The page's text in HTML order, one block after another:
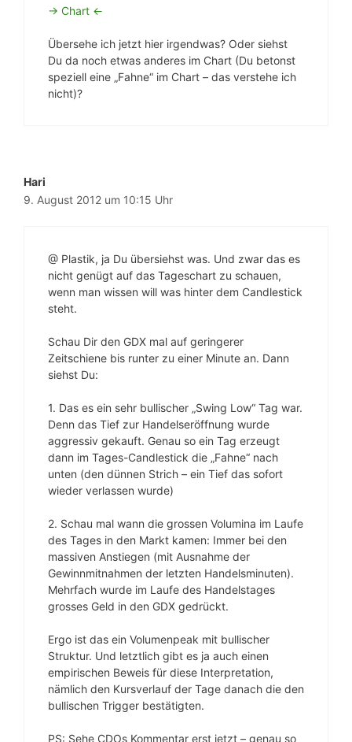
-> Chart <-
Übersehe ich jetzt hier irgendwas? Oder siehst
Du da noch etwas anderes im Chart (Du betonst
speziell eine „Fahne“ im Chart – das verstehe ich
nicht)?
Hari
9. August 2012 um 10:15 Uhr
@ Plastik, ja Du übersiehst was. Und zwar das es
nicht genügt auf das Tageschart zu schauen,
wenn man wissen will was hinter dem Candlestick
steht.
Schau Dir den GDX mal auf geringerer
Zeitschiene bis runter zu einer Minute an. Dann
siehst Du:
1. Das es ein sehr bullischer „Swing Low“ Tag war.
Denn das Tief zur Handelseröffnung wurde
aggressiv gekauft. Genau so ein Tag erzeugt
dann im Tages-Candlestick die „Fahne“ nach
unten (den dünnen Strich – ein Tief das sofort
wieder verlassen wurde)
2. Schau mal wann die grossen Volumina im Laufe
des Tages in den Markt kamen: Immer bei den
massiven Anstiegen (mit Ausnahme der
Gewinnmitnahmen der letzten Handelsminuten).
Mehrfach wurde im Laufe des Handelstages
grosses Geld in den GDX gedrückt.
Ergo ist das ein Volumenpeak mit bullischer
Struktur. Und letztlich gibt es ja auch einen
empirischen Beweis für diese Interpretation,
nämlich den Kursverlauf der Tage danach die den
bullischen Trigger bestätigten.
PS: Sehe CDOs Kommentar erst jetzt – genau so